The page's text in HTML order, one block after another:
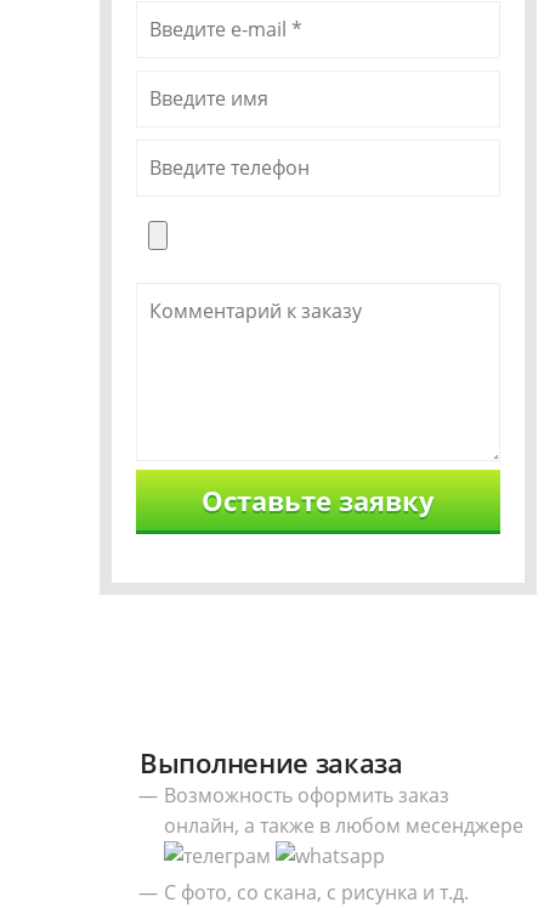
Выполнение заказа
Возможность оформить заказ
онлайн, а также в любом месенджере
С фото, со скана, с рисунка и т.д.